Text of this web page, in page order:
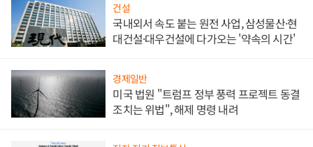
건설
국내외서 속도 붙는 원전 사업, 삼성물산·현
대건설·대우건설에 다가오는 '약속의 시간'
경제일반
미국 법원 "트럼프 정부 풍력 프로젝트 동결
조치는 위법", 해제 명령 내려